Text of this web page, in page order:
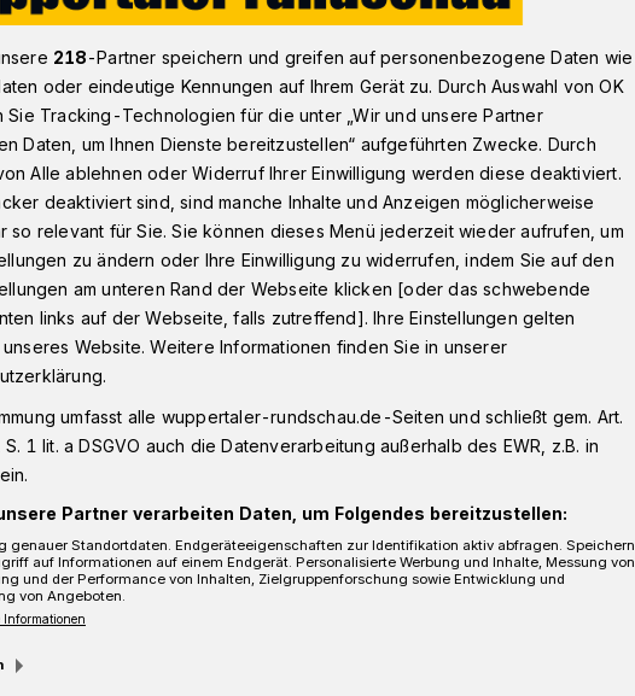
81 Jahre alte Frau durch Stiche tödlich verletzt
durch Stiche
Wuppertal ermittelt nach einem
(4. August 2025) in Mettmann wegen
218-Partner speichern und greifen auf personenbezogene Daten wie
oder eindeutige Kennungen auf Ihrem Gerät zu. Durch Auswahl von OK
Sie Tracking-Technologien für die unter „Wir und unsere Partner
Daten, um Ihnen Dienste bereitzustellen“ aufgeführten Zwecke. Durch
Alle ablehnen oder Widerruf Ihrer Einwilligung werden diese deaktiviert.
deaktiviert sind, sind manche Inhalte und Anzeigen möglicherweise
so relevant für Sie. Sie können dieses Menü jederzeit wieder aufrufen, um
zu ändern oder Ihre Einwilligung zu widerrufen, indem Sie auf den
am unteren Rand der Webseite klicken [oder das schwebende
links auf der Webseite, falls zutreffend]. Ihre Einstellungen gelten
Website. Weitere Informationen finden Sie in unserer
umfasst alle wuppertaler-rundschau.de-Seiten und schließt gem. Art.
1 lit. a DSGVO auch die Datenverarbeitung außerhalb des EWR, z.B. in
Partner verarbeiten Daten, um Folgendes bereitzustellen:
genauer Standortdaten. Endgeräteeigenschaften zur Identifikation aktiv abfragen. Speichern
auf Informationen auf einem Endgerät. Personalisierte Werbung und Inhalte, Messung von
und der Performance von Inhalten, Zielgruppenforschung sowie Entwicklung und
von Angeboten.